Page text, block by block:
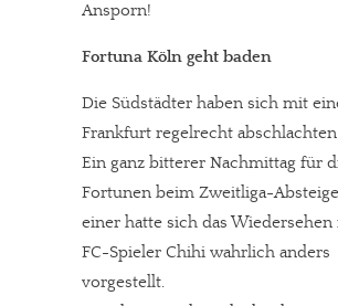
Ansporn!
Fortuna Köln geht baden
Die Südstädter haben sich mit
Frankfurt regelrecht abschlachten
Ein ganz bitterer Nachmittag für
Fortunen beim Zweitliga-
einer hatte sich das
FC-Spieler Chihi wahrlich anders
vorgestellt.